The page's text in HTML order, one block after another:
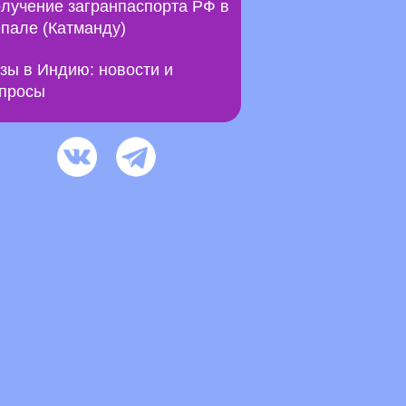
загранпаспорта РФ в
(Катманду)
в Индию: новости и